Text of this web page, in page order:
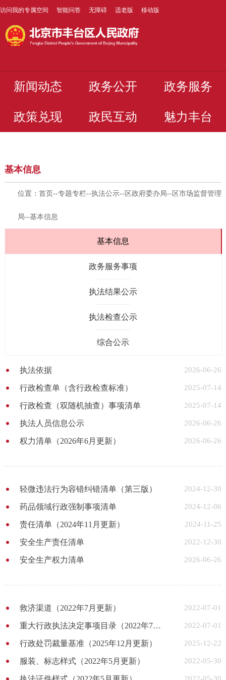
访问我的专属空间 智能问答 无障碍 适老版 移动版
新闻动态 政务公开 政务服务
政策兑现 政民互动 魅力丰台
基本信息
位置： 首页 --专题专栏--执法公示--区政府委办局--区市场监督管理
局--基本信息
基本信息
政务服务事项
执法结果公示
执法检查公示
综合公示
执法依据 2026-06-26
行政检查单（含行政检查标准） 2025-07-14
行政检查（双随机抽查）事项清单 2025-07-14
执法人员信息公示 2026-06-26
权力清单（2026年6月更新） 2026-06-26
轻微违法行为容错纠错清单（第三版） 2024-12-30
药品领域行政强制事项清单 2024-12-06
责任清单（2024年11月更新） 2024-11-25
安全生产责任清单 2022-12-30
安全生产权力清单 2026-06-26
救济渠道（2022年7月更新） 2022-07-01
重大行政执法决定事项目录（2022年7月更新） 2022-07-01
行政处罚裁量基准（2025年12月更新） 2025-12-22
服装、标志样式（2022年5月更新） 2022-05-30